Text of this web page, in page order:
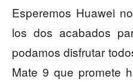
Esperemos Huawei
los dos acabados
podamos disfrutar
Mate 9 que promete